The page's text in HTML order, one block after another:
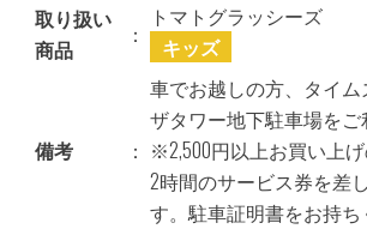
取り扱い
商品
：
トマトグラッシーズ
キッズ
備考 ：
車でお越しの方、タイ
ザタワー地下駐車場をご
※2,500円以上お買い上
2時間のサービス券を差
す。駐車証明書をお持ち